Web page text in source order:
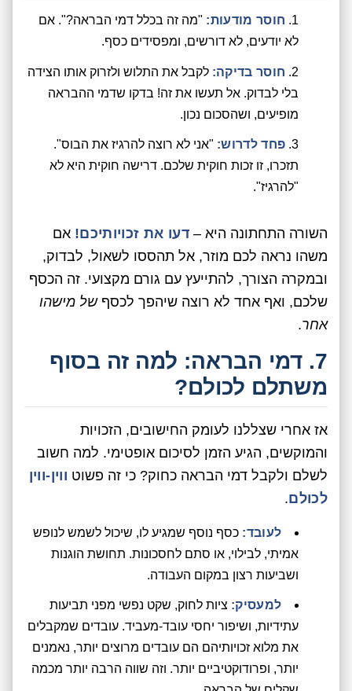
חוסר מודעות: "מה זה בכלל דמי הבראה?". אם
לא יודעים, לא דורשים, ומפסידים כסף.
חוסר בדיקה: לקבל את התלוש ולזרוק אותו הצידה
בלי לבדוק. אל תעשו את זה! בדקו שדמי ההבראה
מופיעים, ושהסכום נכון.
פחד לדרוש: "אני לא רוצה להרגיז את הבוס".
תזכרו, זו זכות חוקית שלכם. דרישה חוקית היא לא
"להרגיז".
השורה התחתונה היא – דעו את זכויותיכם! אם
משהו נראה לכם מוזר, אל תהססו לשאול, לבדוק,
ובמקרה הצורך, להתייעץ עם גורם מקצועי. זה הכסף
שלכם, ואף אחד לא רוצה שיהפך לכסףשל מישהו
אחר.
7. דמי הבראה: למה זה בסוף
משתלם לכולם?
אז אחרי שצללנו לעומק החישובים, הזכויות
והמוקשים, הגיע הזמן לסיכום אופטימי. למה חשוב
לשלם ולקבל דמי הבראה כחוק? כי זה פשוט ווין-ווין
לכולם.
לעובד: כסף נוסף שמגיע לו, שיכול לשמש לנופש
אמיתי, לבילוי, או סתם לחסכונות. תחושת הוגנות
ושביעות רצון במקום העבודה.
למעסיק: ציות לחוק, שקט נפשי מפני תביעות
עתידיות, ושיפור יחסי עובד-מעביד. עובדים שמקבלים
את מלוא זכויותיהם הם עובדים מרוצים יותר, נאמנים
יותר, ופרודוקטיביים יותר. וזה שווה הרבה יותר מכמה